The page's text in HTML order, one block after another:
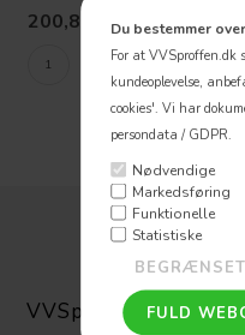
Du bestemmer
For at VVSproffen.dk
kundeoplevelse,
cookies'. Vi har
persondata / GDPR.
Nødvendige
Markedsføring
Funktionelle
Statistiske
200,86 DKK
VVSpoffen ApS